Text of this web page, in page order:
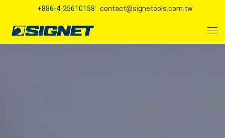
+886-4-25610158 contact@signetools.com.tw